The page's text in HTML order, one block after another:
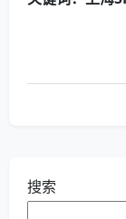
搜索